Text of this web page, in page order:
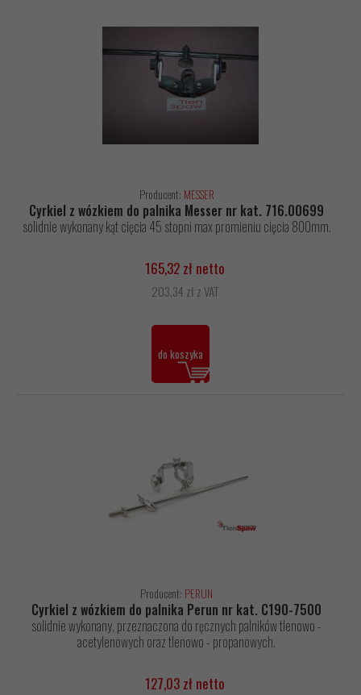
Producent: MESSER
Cyrkiel z wózkiem do palnika Messer nr kat. 716.00699
solidnie wykonany kąt cięcia 45 stopni max promieniu cięcia 800mm.
165,32 zł netto
203,34 zł z VAT
do koszyka
Producent: PERUN
Cyrkiel z wózkiem do palnika Perun nr kat. C190-7500
solidnie wykonany, przeznaczona do ręcznych palników tlenowo -
acetylenowych oraz tlenowo - propanowych.
127,03 zł netto